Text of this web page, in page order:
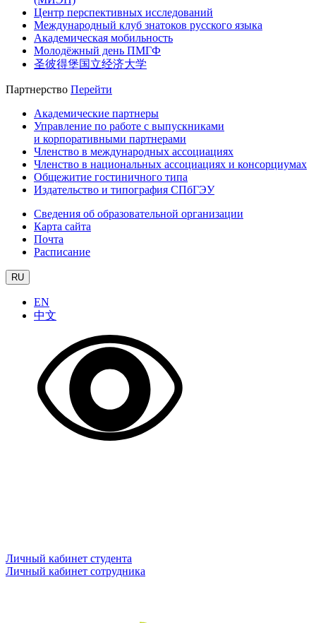
Центр перспективных исследований
Международный клуб знатоков русского языка
Академическая мобильность
Молодёжный день ПМГФ
圣彼得堡国立经济大学
Партнерство Перейти
Академические партнеры
Управление по работе с выпускниками
и корпоративными партнерами
Членство в международных ассоциациях
Членство в национальных ассоциациях и консорциумах
Общежитие гостиничного типа
Издательство и типография СПбГЭУ
Сведения об образовательной организации
Карта сайта
Почта
Расписание
RU
EN
中文
Личный кабинет студента
Личный кабинет сотрудника